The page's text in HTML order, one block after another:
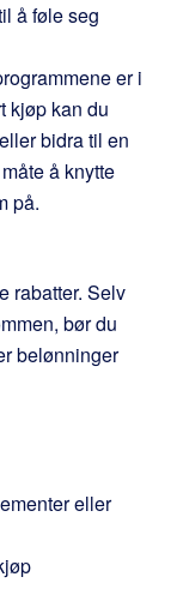
å føle seg
er i
kjøp kan du
bidra til en
å knytte
på.
rabatter. Selv
bør du
belønninger
eller